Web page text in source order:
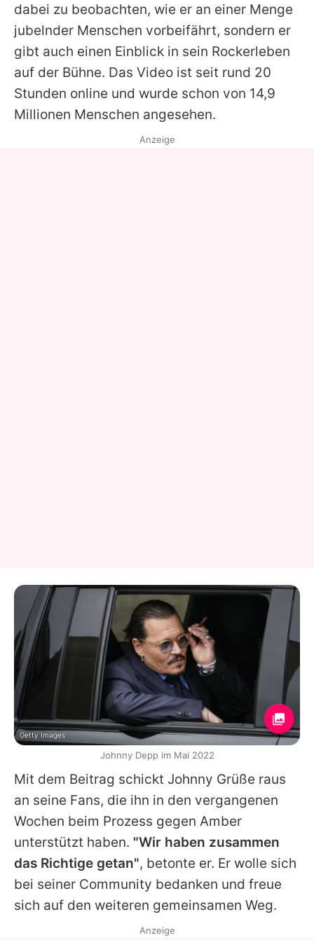
dabei zu beobachten, wie er an einer Menge
jubelnder Menschen vorbeifährt, sondern er
gibt auch einen Einblick in sein Rockerleben
auf der Bühne. Das Video ist seit rund 20
Stunden online und wurde schon von 14,9
Millionen Menschen angesehen.
Mit dem Beitrag schickt Johnny Grüße raus
an seine Fans, die ihn in den vergangenen
Wochen beim Prozess gegen Amber
unterstützt haben. "Wir haben zusammen
das Richtige getan", betonte er. Er wolle sich
bei seiner Community bedanken und freue
sich auf den weiteren gemeinsamen Weg.
Anzeige
Getty Images
Johnny Depp im Mai 2022
Anzeige